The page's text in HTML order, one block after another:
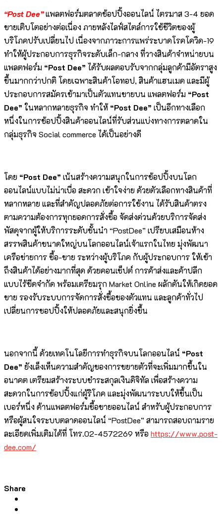
“Post Dee”แพลตฟอร์มตลาดช้อปปิ้งออนไลน์ ไตรมาส 3-4 ยอด
ขายเติบโตอย่างต่อเนื่อง ภายหลังไลฟ์สไตล์การใช้ชีวิตของผู้
บริโภคปรับเปลี่ยนไป เนื่องจากภาวะการแพร่ระบาดโรคโควิด-19
ทำให้ผู้ประกอบการธุรกิจระดับเล็ก-กลาง ที่วางสินค้าจำหน่ายบน
แพลตฟอร์ม “Post Dee” ได้รับผลตอบรับจากกลุ่มลูกค้ามีอัตราสูง
ขึ้นมากกว่าปกติ โดยเฉพาะสินค้าโอทอป, สินค้าแฮนเมด และมีผู้
ประกอบการสมัครเข้ามาเป็นตัวแทนขายบน แพลตฟอร์ม “Post
Dee” ในหลากหลายธุรกิจ ทำให้ “Post Dee” เป็นอีกทางเลือก
หนึ่งในการช้อปปิ้งสินค้าออนไลน์ที่รับส่วนแบ่งทางการตลาดใน
กลุ่มธุรกิจ Social commerce ได้เป็นอย่างดี
โดย “Post Dee” เน้นสร้างความสนุกในการช้อปปิ้งบนโลก
ออนไลน์แบบไม่น่าเบื่อ สะดวก เข้าใจง่าย ด้วยตัวเลือกทางสินค้าที่
หลากหลาย และที่สำคัญปลอดภัยต่อการใช้งาน ได้รับสินค้าตรง
ตามความต้องการทุกยอดการสั่งซื้อ จัดส่งด่วนด้วยบริการจัดส่ง
พัสดุจากผู้ให้บริการระดับชั้นนำ “PostDee” เปรียบเสมือนห้าง
สรรพสินค้าขนาดใหญ่บนโลกออนไลน์เจ้าแรกในไทย มุ่งพัฒนา
เครือข่ายการ ซื้อ-ขาย ระหว่างผู้บริโภค กับผู้ประกอบการ ให้เข้า
ถึงสินค้าได้อย่างมากที่สุด ด้วยคอนเซ็ปต์ การค้าส่งและค้าปลีก
แบบไร้ขีดจำกัด พร้อมเตรียมรุก Market Online ผลักดันให้เกิดยอด
ขาย รองรับระบบการจัดการสั่งซื้อของตัวแทน และลูกค้าทั่วไป
เปลี่ยนการชอปปิ้งให้ปลอดภัยและสนุกยิ่งขึ้น
นอกจากนี้ ด้วยเทคโนโลยีการทำธุรกิจบนโลกออนไลน์ “Post
Dee” ยังเล็งเห็นความสำคัญของการขยายตัวที่จะเพิ่มมากขึ้นใน
อนาคต เตรียมสร้างระบบชำระสกุลเงินดิจิทัล เพื่อสร้างความ
สะดวกในการช้อปปิ้งแก่ผู้ริโภค และมุ่งพัฒนาระบบให้ขึ้นเป็น
เบอร์หนึ่ง ด้านแพลตฟอร์มซื้อขายออนไลน์ สำหรับผู้ประกอบการ
หรือผู้สนใจระบบตลาดออนไลน์ “PostDee” สามารถสอบถามราย
ละเอียดเพิ่มเติมได้ที่ โทร.02-4572269 หรือhttps://www.post-
dee.com/
Share